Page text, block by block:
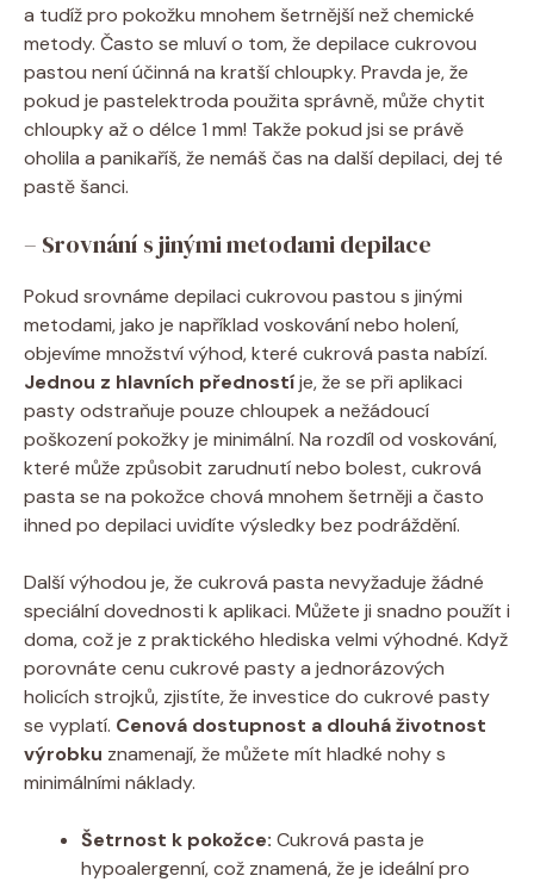
a tudíž pro pokožku mnohem šetrnější než chemické
metody. Často se mluví o tom, že depilace cukrovou
pastou není účinná na kratší chloupky. Pravda je, že
pokud je pastelektroda použita správně, může chytit
chloupky až o délce 1 mm! Takže pokud jsi se právě
oholila a panikaříš, že nemáš čas na další depilaci, dej té
pastě šanci.
– Srovnání s jinými metodami depilace
Pokud srovnáme depilaci cukrovou pastou s jinými
metodami, jako je například voskování nebo holení,
objevíme množství výhod, které cukrová pasta nabízí.
Jednou z hlavních přednostíje, že se při aplikaci
pasty odstraňuje pouze chloupek a nežádoucí
poškození pokožky je minimální. Na rozdíl od voskování,
které může způsobit zarudnutí nebo bolest, cukrová
pasta se na pokožce chová mnohem šetrněji a často
ihned po depilaci uvidíte výsledky bez podráždění.
Další výhodou je, že cukrová pasta nevyžaduje žádné
speciální dovednosti k aplikaci. Můžete ji snadno použít i
doma, což je z praktického hlediska velmi výhodné. Když
porovnáte cenu cukrové pasty a jednorázových
holicích strojků, zjistíte, že investice do cukrové pasty
se vyplatí. Cenová dostupnost a dlouhá životnost
výrobku znamenají, že můžete mít hladké nohy s
minimálními náklady.
Šetrnost k pokožce: Cukrová pasta je
hypoalergenní, což znamená, že je ideální pro